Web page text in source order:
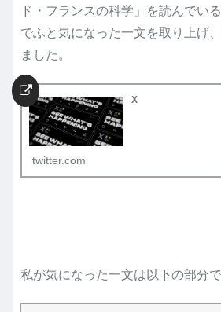
ド・フランスの科学」を読んでい
でふと気になった一文を取り上げ
ました。
X
twitter.com
私が気になった一文は以下の部分で